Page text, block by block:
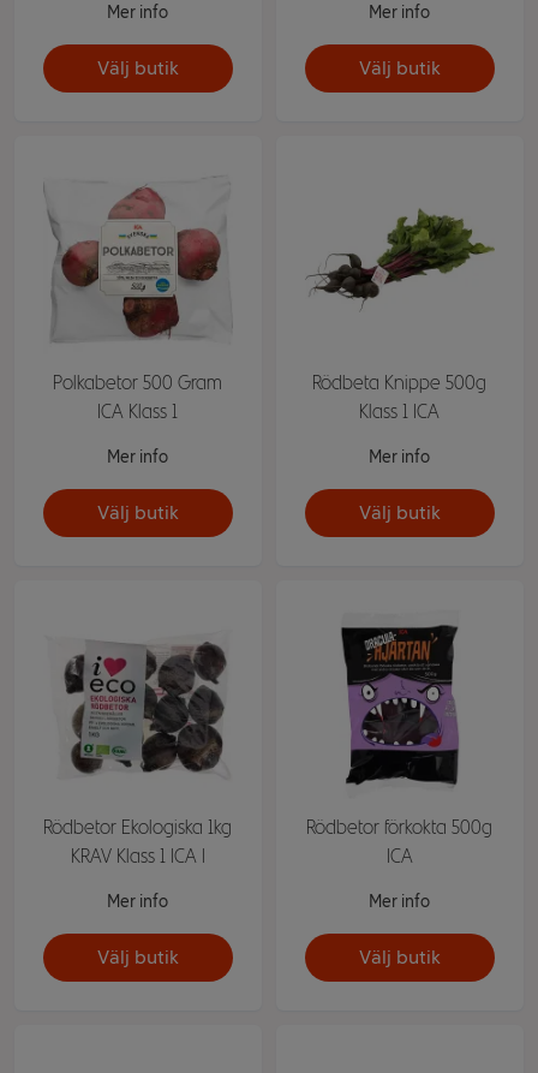
Mer info
Välj butik
Mer info
Välj butik
Polkabetor 500 Gram
ICA Klass 1
Mer info
Välj butik
Rödbeta Knippe 500g
Klass 1 ICA
Mer info
Välj butik
Rödbetor Ekologiska 1kg
KRAV Klass 1 ICA I
Mer info
Välj butik
Rödbetor förkokta 500g
ICA
Mer info
Välj butik